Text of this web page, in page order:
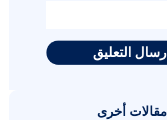
مقالات أخرى